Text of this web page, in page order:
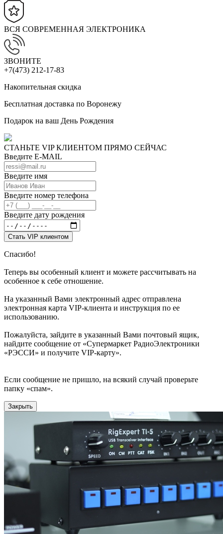
ВСЯ СОВРЕМЕННАЯ ЭЛЕКТРОНИКА
ЗВОНИТЕ
+7(473) 212-17-83
Накопительная скидка
Бесплатная доставка по Воронежу
Подарок на ваш День Рождения
СТАНЬТЕ VIP КЛИЕНТОМ ПРЯМО СЕЙЧАС
Введите E-MAIL
Введите имя
Введите номер телефона
Введите дату рождения
Спасибо!
Теперь вы особенный клиент и можете рассчитывать на
особенное к себе отношение.
На указанный Вами электронный адрес отправлена
электронная карта VIP-клиента и инструкция по ее
использованию.
Пожалуйста, зайдите в указанный Вами почтовый ящик,
найдите сообщение от «Супермаркет РадиоЭлектроники
«РЭССИ» и получите VIP-карту».
Если сообщение не пришло, на всякий случай проверьте
папку «спам».